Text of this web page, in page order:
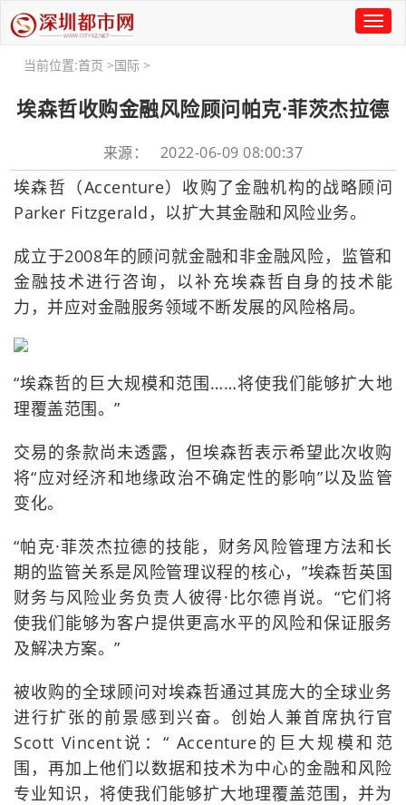
Toggle
当前位置:首页 >国际 >
埃森哲收购金融风险顾问帕克·菲茨杰拉德
来源： 2022-06-09 08:00:37
埃森哲（Accenture）收购了金融机构的战略顾问
Parker Fitzgerald，以扩大其金融和风险业务。
成立于2008年的顾问就金融和非金融风险，监管和
金融技术进行咨询，以补充埃森哲自身的技术能
力，并应对金融服务领域不断发展的风险格局。
“埃森哲的巨大规模和范围……将使我们能够扩大地
理覆盖范围。”
交易的条款尚未透露，但埃森哲表示希望此次收购
将“应对经济和地缘政治不确定性的影响”以及监管
变化。
“帕克·菲茨杰拉德的技能，财务风险管理方法和长
期的监管关系是风险管理议程的核心，”埃森哲英国
财务与风险业务负责人彼得·比尔德肖说。“它们将
使我们能够为客户提供更高水平的风险和保证服务
及解决方案。”
被收购的全球顾问对埃森哲通过其庞大的全球业务
进行扩张的前景感到兴奋。创始人兼首席执行官
Scott Vincent说：“ Accenture的巨大规模和范
围，再加上他们以数据和技术为中心的金融和风险
专业知识，将使我们能够扩大地理覆盖范围，并为